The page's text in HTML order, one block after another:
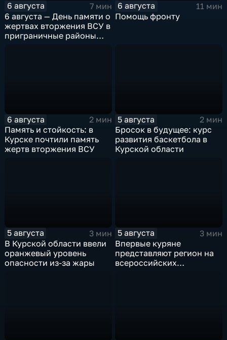
6 августа
7 мин
6 августа — День памяти о
жертвах вторжения ВСУ в
приграничные районы
6 августа
11 мин
Помощь фронту
6 августа
2 мин
Память и стойкость: в
Курске почтили память
жертв вторжения ВСУ
5 августа
2 мин
Бросок в будущее: курс
развития баскетбола в
Курской области
5 августа
3 мин
В Курской области ввели
оранжевый уровень
опасности из-за жары
5 августа
3 мин
Впервые куряне
представляют регион на
всероссийских